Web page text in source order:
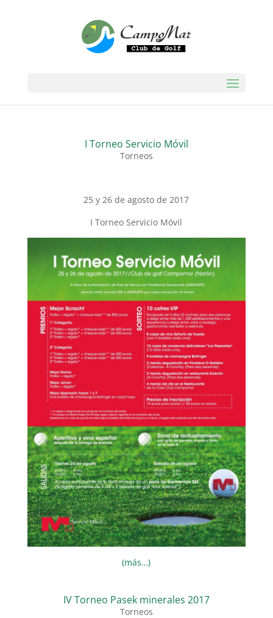
I Torneo Servicio Móvil
Torneos
25 y 26 de agosto de 2017
I Torneo Servicio Móvil
(más…)
IV Torneo Pasek minerales 2017
Torneos